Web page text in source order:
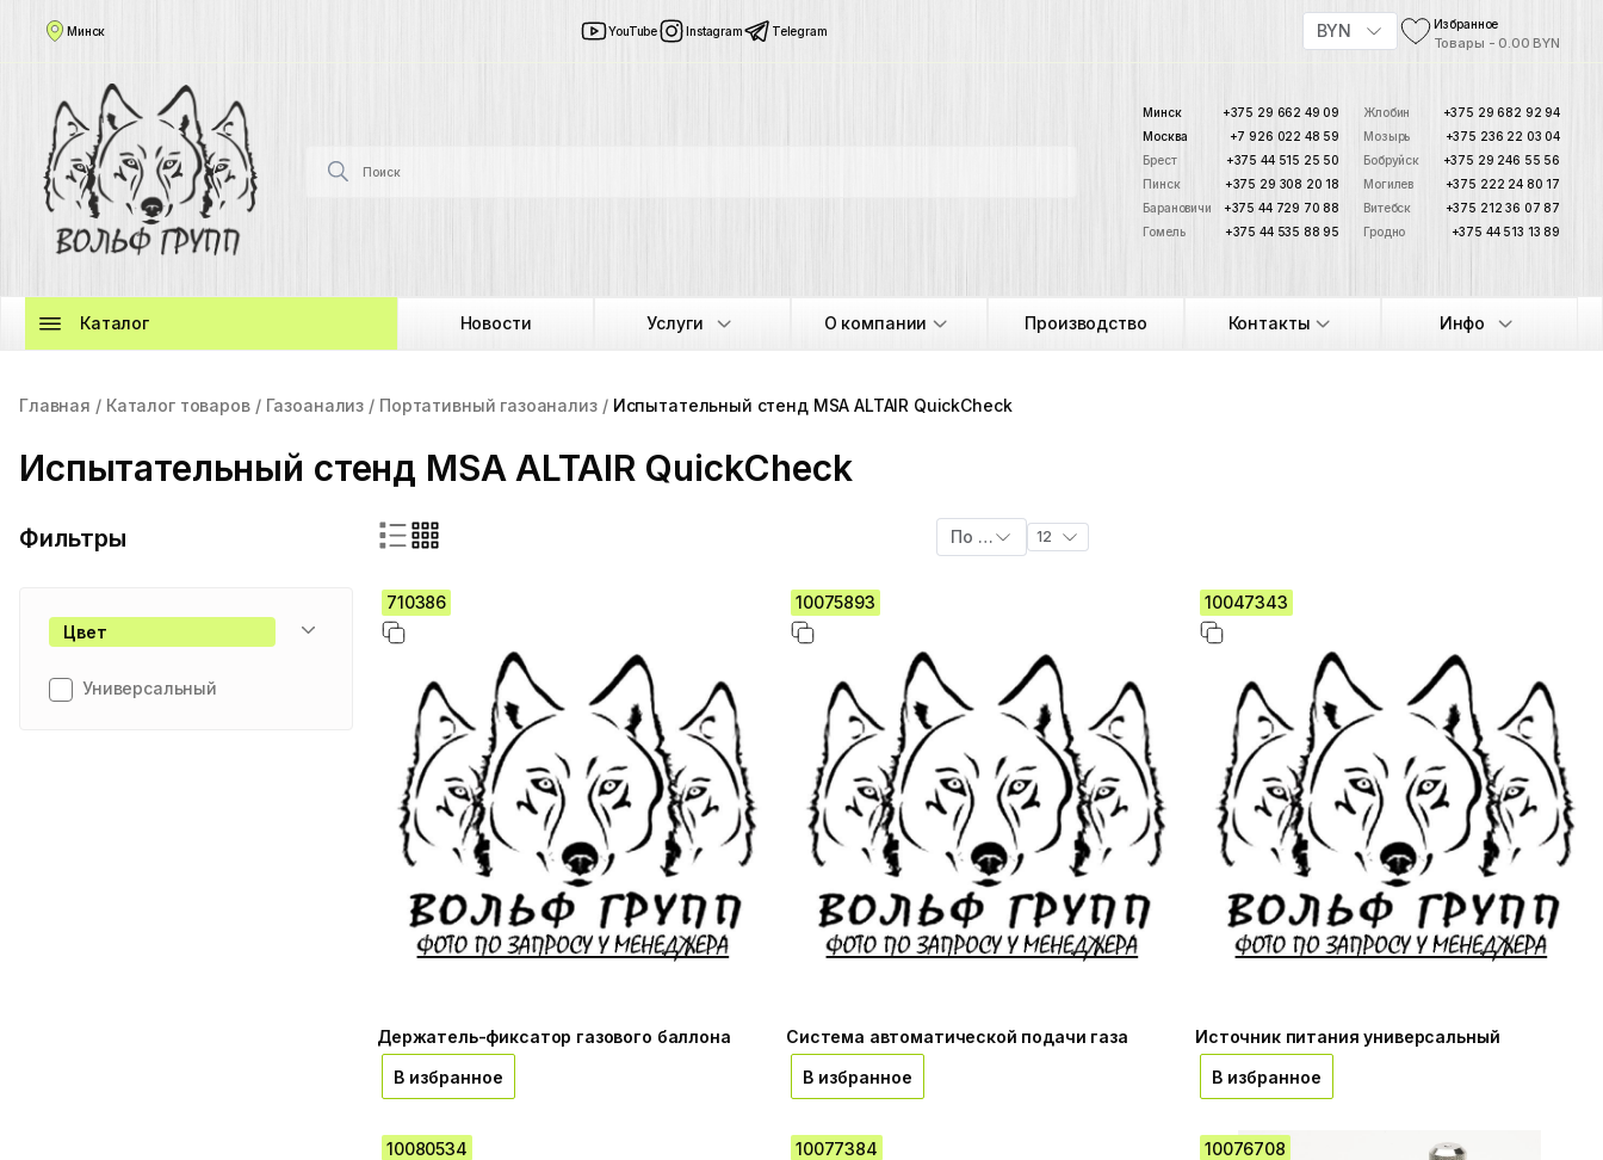
Минск YouTube Instagram Telegram BYN Избранное
Товары - 0.00 BYN
Минск
+375 29 662 49 09
Москва
+7 926 022 48 59
Брест
+375 44 515 25 50
Пинск
+375 29 308 20 18
Барановичи
+375 44 729 70 88
Гомель
+375 44 535 88 95
Жлобин
+375 29 682 92 94
Мозырь
+375 236 22 03 04
Бобруйск
+375 29 246 55 56
Могилев
+375 222 24 80 17
Витебск
+375 212 36 07 87
Гродно
+375 44 513 13 89
Каталог Новости Услуги О компании Производство Контакты Инфо
Главная Каталог товаров Газоанализ Портативный газоанализ Испытательный стенд MSA ALTAIR QuickCheck
Испытательный стенд MSA ALTAIR QuickCheck
Фильтры
Цвет
Универсальный
По умолчанию 12
710386
Держатель-фиксатор газового баллона
В избранное
10075893
Система автоматической подачи газа
В избранное
10047343
Источник питания универсальный
В избранное
10080534 10077384 10076708